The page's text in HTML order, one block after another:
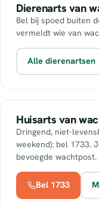
Dierenarts van
Bel bij spoed buiten
vermeldt wie van
Alle
Huisarts van
Dringend, niet-
weekend): bel 1733.
bevoegde wachtpost.
Bel 1733